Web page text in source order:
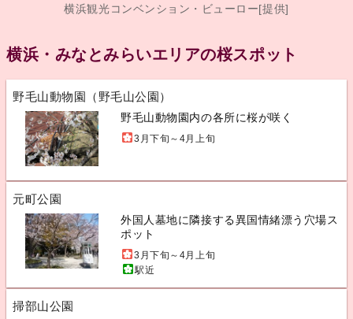
横浜観光コンベンション・ビューロー[提供]
横浜・みなとみらいエリアの桜スポット
野毛山動物園（野毛山公園）
野毛山動物園内の各所に桜が咲く
3月下旬～4月上旬
元町公園
外国人墓地に隣接する異国情緒漂う穴場ス
ポット
3月下旬～4月上旬
駅近
掃部山公園